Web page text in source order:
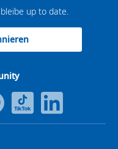
up to date.